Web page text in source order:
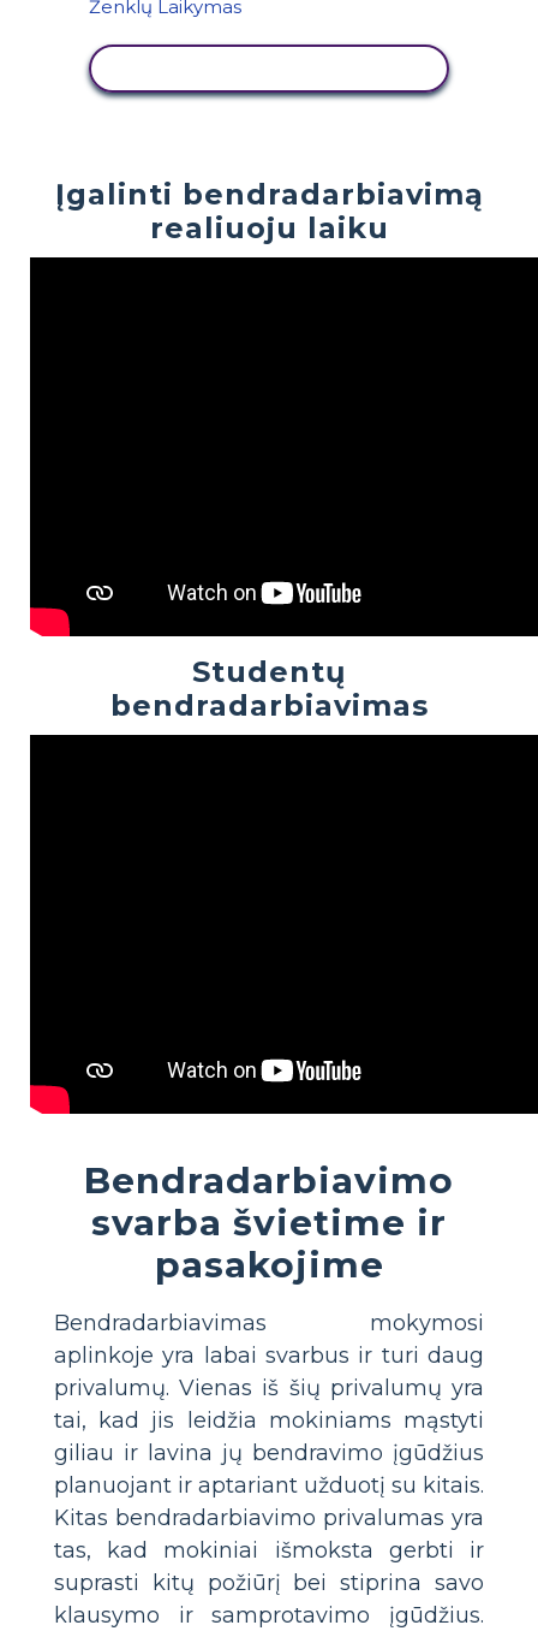
Įgalinti bendradarbiavimą
realiuoju laiku
Studentų
bendradarbiavimas
Bendradarbiavimo
svarba švietime ir
pasakojime
Bendradarbiavimas mokymosi
aplinkoje yra labai svarbus ir turi daug
privalumų. Vienas iš šių privalumų yra
tai, kad jis leidžia mokiniams mąstyti
giliau ir lavina jų bendravimo įgūdžius
planuojant ir aptariant užduotį su kitais.
Kitas bendradarbiavimo privalumas yra
tas, kad mokiniai išmoksta gerbti ir
suprasti kitų požiūrį bei stiprina savo
klausymo ir samprotavimo įgūdžius.